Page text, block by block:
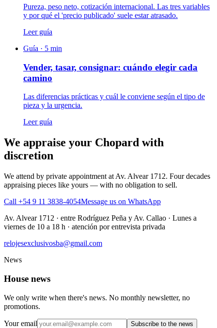
Pureza, peso neto, cotización internacional. Las tres variables
y por qué el 'precio publicado' suele estar atrasado.
Leer guía
Guía · 5 min
Vender, tasar, consignar: cuándo elegir cada
camino
Las diferencias prácticas y cuál le conviene según el tipo de
pieza y la urgencia.
Leer guía
We appraise your Chopard with
discretion
We attend by private appointment at Av. Alvear 1712. Four decades
appraising pieces like yours — with no obligation to sell.
Call +54 9 11 3838-4054Message us on WhatsApp
Av. Alvear 1712 · entre Rodríguez Peña y Av. Callao · Lunes a
viernes de 10 a 18 h · atención por entrevista privada
relojesexclusivosba@gmail.com
News
House news
We only write when there's news. No monthly newsletter, no
promotions.
Your email Subscribe to the news